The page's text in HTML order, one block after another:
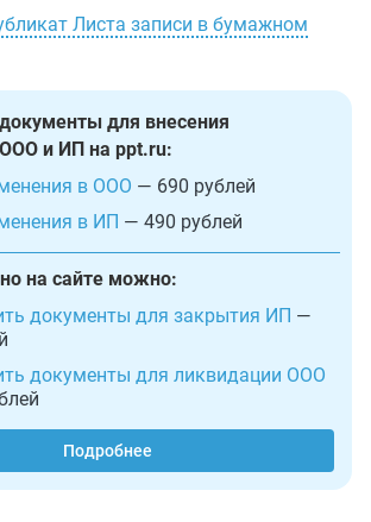
Листа записи в бумажном
для внесения
и ИП на ppt.ru:
в ООО — 690 рублей
в ИП — 490 рублей
на сайте можно:
документы для закрытия ИП —
документы для ликвидации ООО
Подробнее